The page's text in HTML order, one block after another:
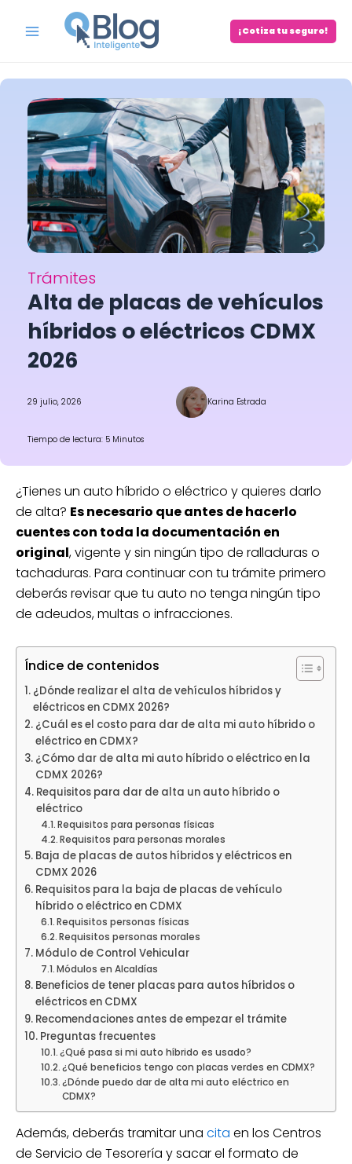
Menu
¡Cotiza tu seguro!
Trámites
Alta de placas de vehículos
híbridos o eléctricos CDMX
2026
29 julio, 2026 Karina Estrada
Tiempo de lectura: 5 Minutos
¿Tienes un auto híbrido o eléctrico y quieres darlo
de alta? Es necesario que antes de hacerlo
cuentes con toda la documentación en
original, vigente y sin ningún tipo de ralladuras o
tachaduras. Para continuar con tu trámite primero
deberás revisar que tu auto no tenga ningún tipo
de adeudos, multas o infracciones.
Índice de contenidos
¿Dónde realizar el alta de vehículos híbridos y
eléctricos en CDMX 2026?
¿Cuál es el costo para dar de alta mi auto híbrido o
eléctrico en CDMX?
¿Cómo dar de alta mi auto híbrido o eléctrico en la
CDMX 2026?
Requisitos para dar de alta un auto híbrido o
eléctrico
Requisitos para personas físicas
Requisitos para personas morales
Baja de placas de autos híbridos y eléctricos en
CDMX 2026
Requisitos para la baja de placas de vehículo
híbrido o eléctrico en CDMX
Requisitos personas físicas
Requisitos personas morales
Módulo de Control Vehicular
Módulos en Alcaldías
Beneficios de tener placas para autos híbridos o
eléctricos en CDMX
Recomendaciones antes de empezar el trámite
Preguntas frecuentes
¿Qué pasa si mi auto híbrido es usado?
¿Qué beneficios tengo con placas verdes en CDMX?
¿Dónde puedo dar de alta mi auto eléctrico en
CDMX?
Además, deberás tramitar una cita en los Centros
de Servicio de Tesorería y sacar el formato de